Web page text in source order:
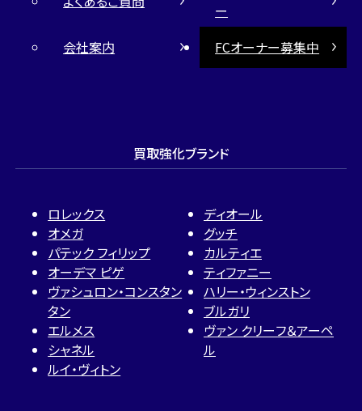
ー
会社案内
FCオーナー募集中
買取強化ブランド
ロレックス
オメガ
パテック フィリップ
オーデマ ピゲ
ヴァシュロン・コンスタン
タン
エルメス
シャネル
ルイ・ヴィトン
ディオール
グッチ
カルティエ
ティファニー
ハリー・ウィンストン
ブルガリ
ヴァン クリーフ＆アーペ
ル